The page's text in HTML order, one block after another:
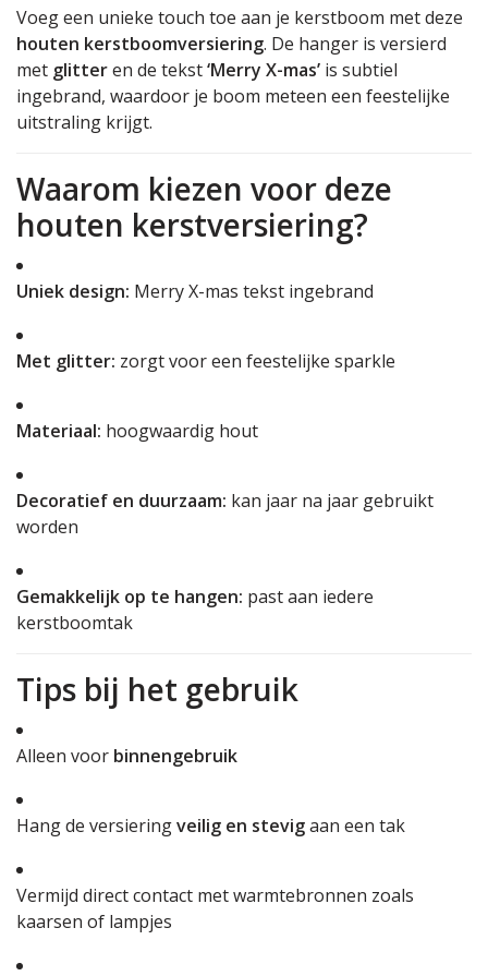
Voeg een unieke touch toe aan je kerstboom met deze
houten kerstboomversiering. De hanger is versierd
met glitteren de tekst‘Merry X-mas’ is subtiel
ingebrand, waardoor je boom meteen een feestelijke
uitstraling krijgt.
Waarom kiezen voor deze
houten kerstversiering?
Uniek design: Merry X-mas tekst ingebrand
Met glitter: zorgt voor een feestelijke sparkle
Materiaal: hoogwaardig hout
Decoratief en duurzaam: kan jaar na jaar gebruikt
worden
Gemakkelijk op te hangen: past aan iedere
kerstboomtak
Tips bij het gebruik
Alleen voor binnengebruik
Hang de versieringveilig en stevigaan een tak
Vermijd direct contact met warmtebronnen zoals
kaarsen of lampjes